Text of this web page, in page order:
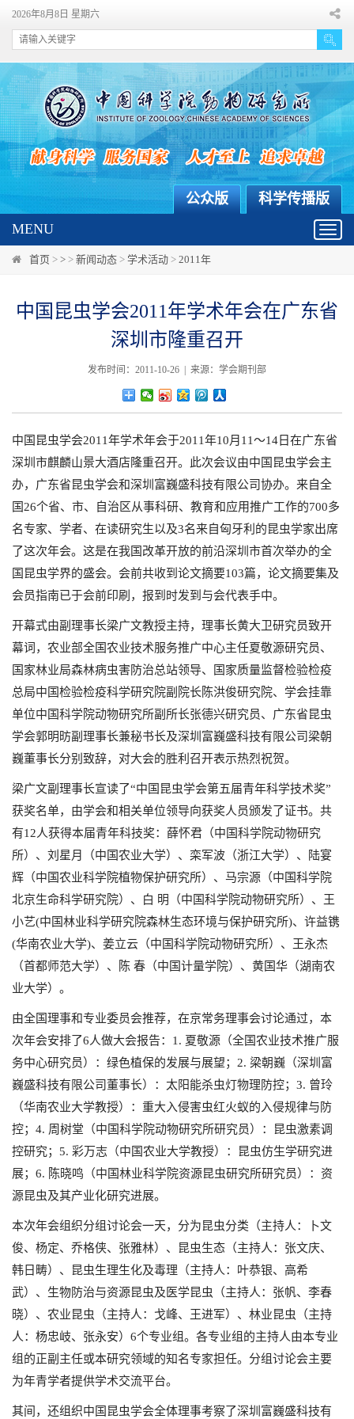
2026年8月8日 星期六
科学传播版
公众版
MENU
首页 > > > 新闻动态 > 学术活动 > 2011年
中国昆虫学会2011年学术年会在广东省
深圳市隆重召开
发布时间：2011-10-26 | 来源：学会期刊部
中国昆虫学会2011年学术年会于2011年10月11～14日在广东省
深圳市麒麟山景大酒店隆重召开。此次会议由中国昆虫学会主
办，广东省昆虫学会和深圳富巍盛科技有限公司协办。来自全
国26个省、市、自治区从事科研、教育和应用推广工作的700多
名专家、学者、在读研究生以及3名来自匈牙利的昆虫学家出席
了这次年会。这是在我国改革开放的前沿深圳市首次举办的全
国昆虫学界的盛会。会前共收到论文摘要103篇，论文摘要集及
会员指南已于会前印刷，报到时发到与会代表手中。
开幕式由副理事长梁广文教授主持，理事长黄大卫研究员致开
幕词，农业部全国农业技术服务推广中心主任夏敬源研究员、
国家林业局森林病虫害防治总站领导、国家质量监督检验检疫
总局中国检验检疫科学研究院副院长陈洪俊研究院、学会挂靠
单位中国科学院动物研究所副所长张德兴研究员、广东省昆虫
学会郭明昉副理事长兼秘书长及深圳富巍盛科技有限公司梁朝
巍董事长分别致辞，对大会的胜利召开表示热烈祝贺。
梁广文副理事长宣读了“中国昆虫学会第五届青年科学技术奖”
获奖名单，由学会和相关单位领导向获奖人员颁发了证书。共
有12人获得本届青年科技奖：薛怀君（中国科学院动物研究
所）、刘星月（中国农业大学）、栾军波（浙江大学）、陆宴
辉（中国农业科学院植物保护研究所）、马宗源（中国科学院
北京生命科学研究院）、白 明（中国科学院动物研究所）、王
小艺(中国林业科学研究院森林生态环境与保护研究所)、许益镌
(华南农业大学)、姜立云（中国科学院动物研究所）、王永杰
（首都师范大学）、陈 春（中国计量学院）、黄国华（湖南农
业大学）。
由全国理事和专业委员会推荐，在京常务理事会讨论通过，本
次年会安排了6人做大会报告：1. 夏敬源（全国农业技术推广服
务中心研究员）：绿色植保的发展与展望；2. 梁朝巍（深圳富
巍盛科技有限公司董事长）：太阳能杀虫灯物理防控；3. 曾玲
（华南农业大学教授）：重大入侵害虫红火蚁的入侵规律与防
控；4. 周树堂（中国科学院动物研究所研究员）：昆虫激素调
控研究；5. 彩万志（中国农业大学教授）：昆虫仿生学研究进
展；6. 陈晓鸣（中国林业科学院资源昆虫研究所研究员）：资
源昆虫及其产业化研究进展。
本次年会组织分组讨论会一天，分为昆虫分类（主持人：卜文
俊、杨定、乔格侠、张雅林）、昆虫生态（主持人：张文庆、
韩日畴）、昆虫生理生化及毒理（主持人：叶恭银、高希
武）、生物防治与资源昆虫及医学昆虫（主持人：张帆、李春
晓）、农业昆虫（主持人：戈峰、王进军）、林业昆虫（主持
人：杨忠岐、张永安）6个专业组。各专业组的主持人由本专业
组的正副主任或本研究领域的知名专家担任。分组讨论会主要
为年青学者提供学术交流平台。
其间，还组织中国昆虫学会全体理事考察了深圳富巍盛科技有